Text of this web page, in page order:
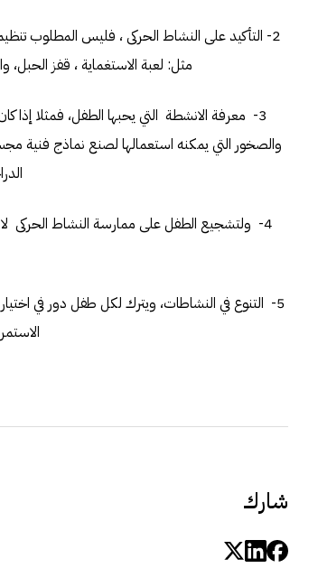
2- التأكيد على النشاط الحركى ، فليس المطلوب
مثل: لعبة الاستغماية ، قفز الحبل،
3- معرفة الانشطة التي يحبها الطفل، فمثلا إذا
والصخور التي يمكنه استعمالها لصنع نماذج فنية
4- ولتشجيع الطفل على ممارسة النشاط الحركى
5- التنوع في النشاطات، ويترك لكل طفل دور في
شارك